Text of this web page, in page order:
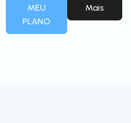
MEU
PLANO
Mais